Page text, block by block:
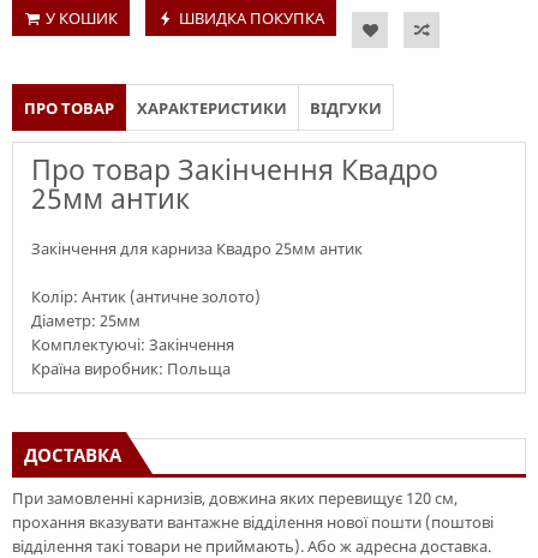
У КОШИК
ШВИДКА ПОКУПКА
ПРО ТОВАР ХАРАКТЕРИСТИКИ ВІДГУКИ
Про товар Закінчення Квадро
25мм антик
Закінчення для карниза Квадро 25мм антик
Колір: Антик (античне золото)
Діаметр: 25мм
Комплектуючі: Закінчення
Країна виробник: Польща
ДОСТАВКА
При замовленні карнизів, довжина яких перевищує 120 см,
прохання вказувати вантажне відділення нової пошти (поштові
відділення такі товари не приймають). Або ж адресна доставка.